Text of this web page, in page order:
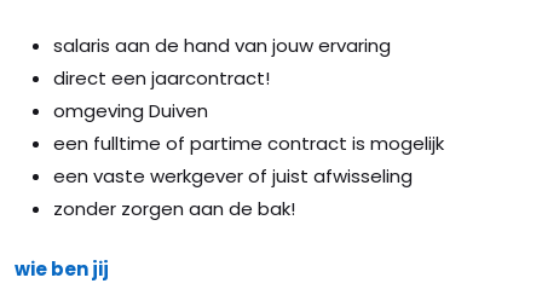
salaris aan de hand van jouw ervaring
direct een jaarcontract!
omgeving Duiven
een fulltime of partime contract is mogelijk
een vaste werkgever of juist afwisseling
zonder zorgen aan de bak!
wie ben jij